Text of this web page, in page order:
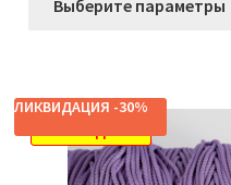
Выберите параметры
ЛИКВИДАЦИЯ -30%